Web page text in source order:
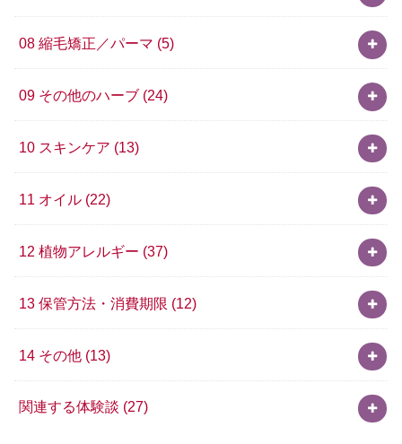
08 縮毛矯正／パーマ (5)
09 その他のハーブ (24)
10 スキンケア (13)
11 オイル (22)
12 植物アレルギー (37)
13 保管方法・消費期限 (12)
14 その他 (13)
関連する体験談 (27)